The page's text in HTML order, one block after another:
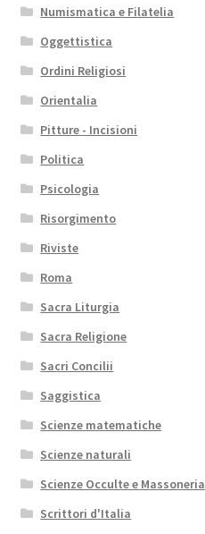
Numismatica e Filatelia
Oggettistica
Ordini Religiosi
Orientalia
Pitture - Incisioni
Politica
Psicologia
Risorgimento
Riviste
Roma
Sacra Liturgia
Sacra Religione
Sacri Concilii
Saggistica
Scienze matematiche
Scienze naturali
Scienze Occulte e Massoneria
Scrittori d'Italia